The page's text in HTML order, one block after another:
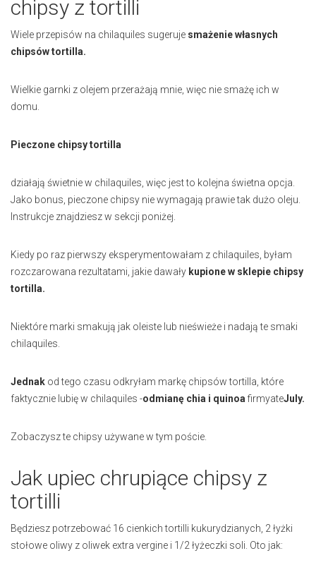
chipsy z tortilli
Wiele przepisów na chilaquiles sugeruje smażenie własnych
chipsów tortilla.
Wielkie garnki z olejem przerażają mnie, więc nie smażę ich w
domu.
Pieczone chipsy tortilla
działają świetnie w chilaquiles, więc jest to kolejna świetna opcja.
Jako bonus, pieczone chipsy nie wymagają prawie tak dużo oleju.
Instrukcje znajdziesz w sekcji poniżej.
Kiedy po raz pierwszy eksperymentowałam z chilaquiles, byłam
rozczarowana rezultatami, jakie dawały kupione w sklepie chipsy
tortilla.
Niektóre marki smakują jak oleiste lub nieświeże i nadają te smaki
chilaquiles.
Jednak od tego czasu odkryłam markę chipsów tortilla, które
faktycznie lubię w chilaquiles -odmianę chia i quinoa firmyateJuly.
Zobaczysz te chipsy używane w tym poście.
Jak upiec chrupiące chipsy z
tortilli
Będziesz potrzebować 16 cienkich tortilli kukurydzianych, 2 łyżki
stołowe oliwy z oliwek extra vergine i 1/2 łyżeczki soli. Oto jak: